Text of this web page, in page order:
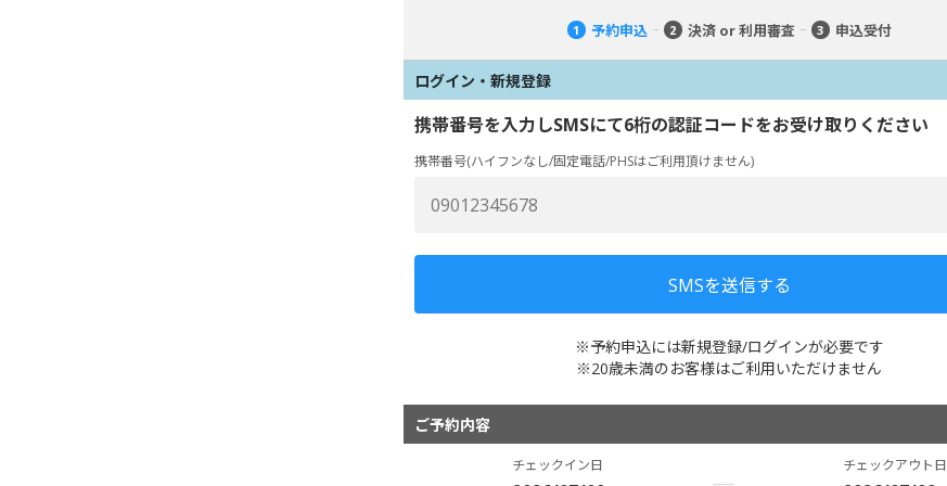
1 予約申込 2 決済 or 利用審査 3 申込受付
ログイン・新規登録
携帯番号を入力しSMSにて6桁の認証コードをお受け取りください
携帯番号(ハイフンなし/固定電話/PHSはご利用頂けません)
※予約申込には新規登録/ログインが必要です
※20歳未満のお客様はご利用いただけません
ご予約内容
チェックイン日 チェックアウト日